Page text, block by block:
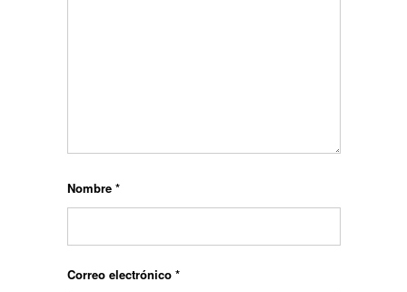
Nombre *
Correo electrónico *